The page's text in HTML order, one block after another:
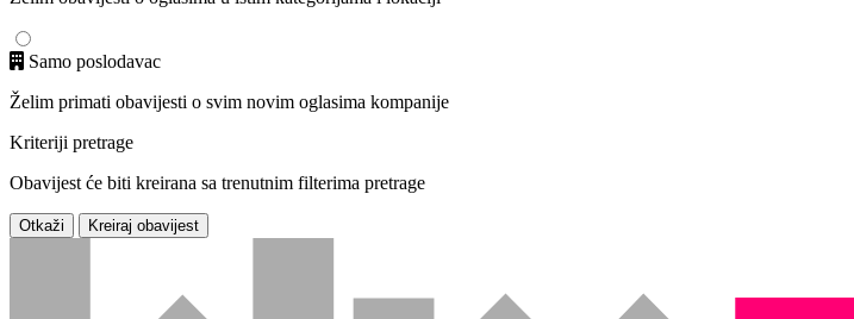
Samo poslodavac
Želim primati obavijesti o svim novim oglasima kompanije
Kriteriji pretrage
Obavijest će biti kreirana sa trenutnim filterima pretrage
Otkaži Kreiraj obavijest